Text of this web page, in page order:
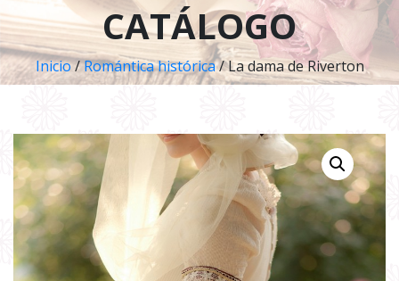
CATÁLOGO
Inicio/Romántica histórica/ La dama de Riverton